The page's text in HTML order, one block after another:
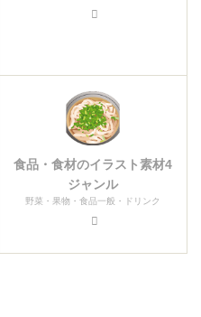
食品・食材のイラスト素材4
ジャンル
野菜・果物・食品一般・ドリンク